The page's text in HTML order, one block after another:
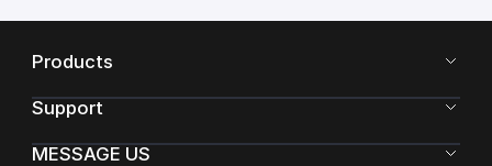
Products
Support
MESSAGE US